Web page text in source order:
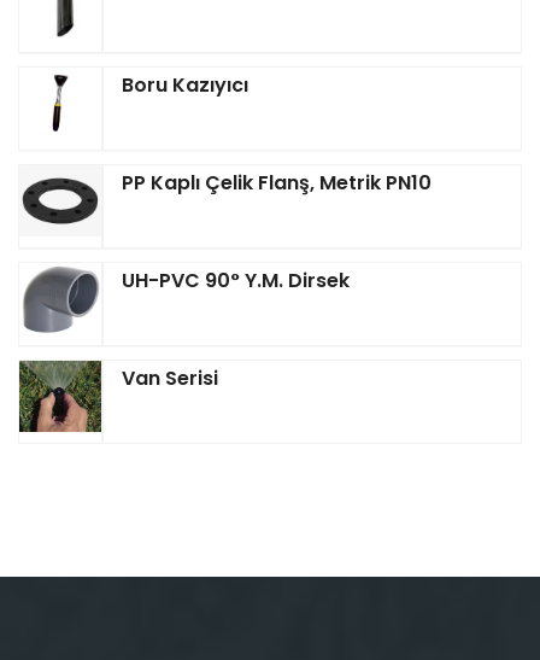
Boru Kazıyıcı
PP Kaplı Çelik Flanş, Metrik PN10
UH-PVC 90° Y.M. Dirsek
Van Serisi